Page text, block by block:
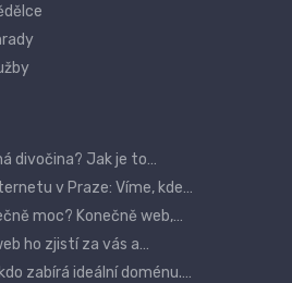
divočina? Jak je to…
v Praze: Víme, kde…
moc? Konečně web,…
ho zjistí za vás a…
zabírá ideální doménu.…